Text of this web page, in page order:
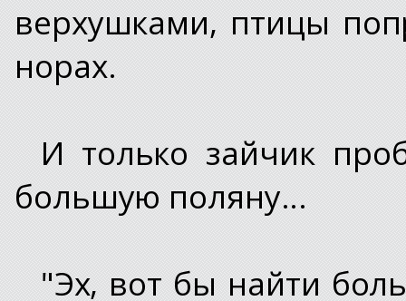
верхушками, птицы
норах.
И только зайчик
большую поляну...
"Эх, вот бы найти